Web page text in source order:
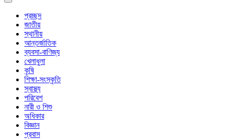
Toggle
navigation
প্রচ্ছদ
জাতীয়
স্থানীয়
আন্তর্জাতিক
ব্যবসা-বাণিজ্য
খেলাধুলা
কৃষি
শিক্ষা-সংস্কৃতি
স্বাস্থ্য
পরিবেশ
নারী ও শিশু
অধিকার
বিজ্ঞান
প্রবাস